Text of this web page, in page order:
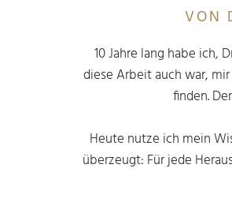
VON
10 Jahre lang habe ich,
diese Arbeit auch war,
finden.
Heute nutze ich mein
überzeugt: Für jede